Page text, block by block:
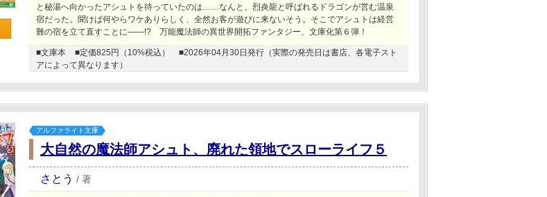
と秘湯へ向かったアシュトを待っていたのは……なんと、烈炎龍と呼ばれるドラゴンが営む温泉
宿だった。聞けば何やらワケありらしく、全然お客が遊びに来ないそう。そこでアシュトは経営
難の宿を立て直すことに――!? 万能魔法師の異世界開拓ファンタジー、文庫化第６弾！
■文庫本 ■定価825円（10%税込）
■2026年04月30日発行（実際の発売日は書店、各電子スト
アによって異なります）
アルファライト文庫
大自然の魔法師アシュト、廃れた領地でスローライフ５
さとう / 著